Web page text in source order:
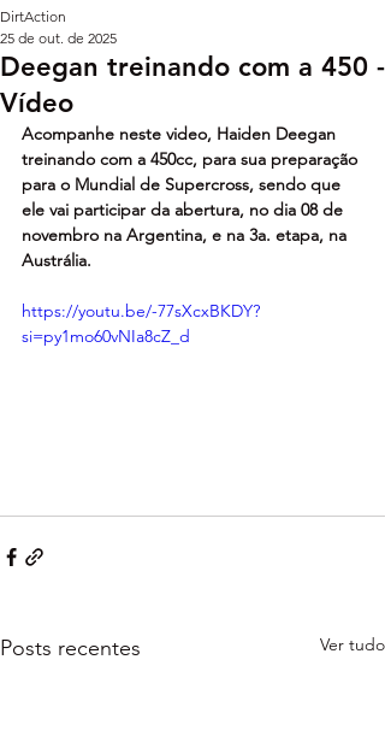
Deegan treinando com a 450 -
Vídeo
DirtAction
25 de out. de 2025
Acompanhe neste video, Haiden Deegan
treinando com a 450cc, para sua preparação
para o Mundial de Supercross, sendo que
ele vai participar da abertura, no dia 08 de
novembro na Argentina, e na 3a. etapa, na
Austrália.
https://youtu.be/-77sXcxBKDY?
si=py1mo60vNIa8cZ_d
Posts recentes Ver tudo